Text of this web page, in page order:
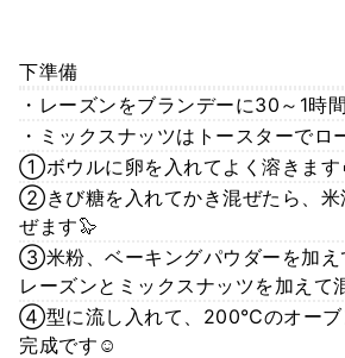
下準備
・レーズンをブランデーに30～1時
・ミックスナッツはトースターでロ
①ボウルに卵を入れてよく溶きます
②きび糖を入れてかき混ぜたら、米
ぜます🦭
③米粉、ベーキングパウダーを加え
レーズンとミックスナッツを加えて
④型に流し入れて、200℃のオーブ
完成です☺️